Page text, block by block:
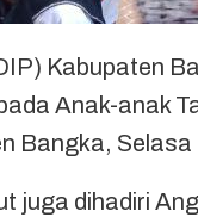
Kabupaten
Anak-anak
Bangka,
juga dihadiri